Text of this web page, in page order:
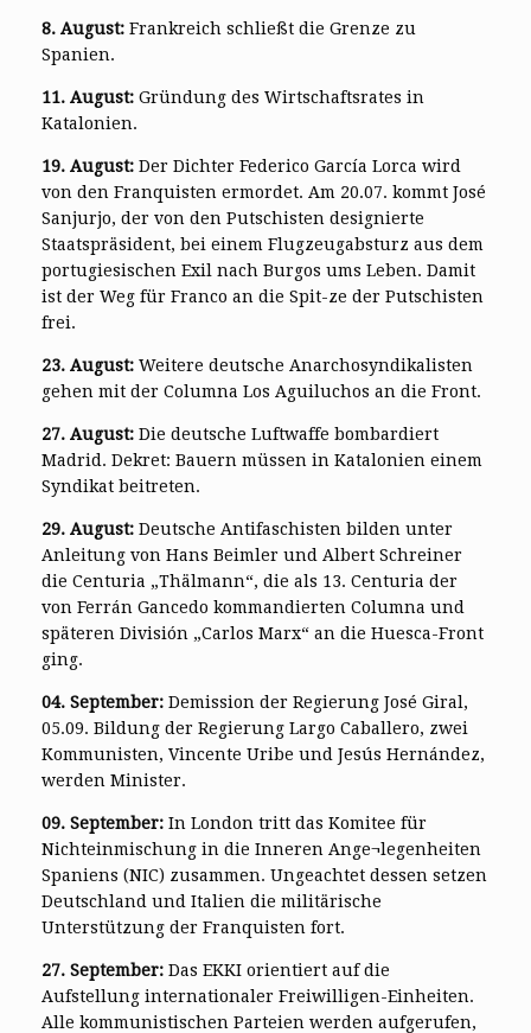
8. August: Frankreich schließt die Grenze zu
Spanien.
11. August: Gründung des Wirtschaftsrates in
Katalonien.
19. August: Der Dichter Federico García Lorca wird
von den Franquisten ermordet. Am 20.07. kommt José
Sanjurjo, der von den Putschisten designierte
Staatspräsident, bei einem Flugzeugabsturz aus dem
portugiesischen Exil nach Burgos ums Leben. Damit
ist der Weg für Franco an die Spit-ze der Putschisten
frei.
23. August: Weitere deutsche Anarchosyndikalisten
gehen mit der Columna Los Aguiluchos an die Front.
27. August: Die deutsche Luftwaffe bombardiert
Madrid. Dekret: Bauern müssen in Katalonien einem
Syndikat beitreten.
29. August: Deutsche Antifaschisten bilden unter
Anleitung von Hans Beimler und Albert Schreiner
die Centuria „Thälmann“, die als 13. Centuria der
von Ferrán Gancedo kommandierten Columna und
späteren División „Carlos Marx“ an die Huesca-Front
ging.
04. September: Demission der Regierung José Giral,
05.09. Bildung der Regierung Largo Caballero, zwei
Kommunisten, Vincente Uribe und Jesús Hernández,
werden Minister.
09. September: In London tritt das Komitee für
Nichteinmischung in die Inneren Ange¬legenheiten
Spaniens (NIC) zusammen. Ungeachtet dessen setzen
Deutschland und Italien die militärische
Unterstützung der Franquisten fort.
27. September: Das EKKI orientiert auf die
Aufstellung internationaler Freiwilligen-Einheiten.
Alle kommunistischen Parteien werden aufgerufen,